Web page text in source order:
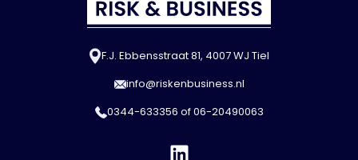
F.J. Ebbensstraat 81, 4007 WJ Tiel
info@riskenbusiness.nl
0344-633356 of06-20490063